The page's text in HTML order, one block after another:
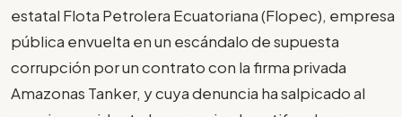
estatal Flota Petrolera Ecuatoriana (Flopec), empresa
pública envuelta en un escándalo de supuesta
corrupción por un contrato con la firma privada
Amazonas Tanker, y cuya denuncia ha salpicado al